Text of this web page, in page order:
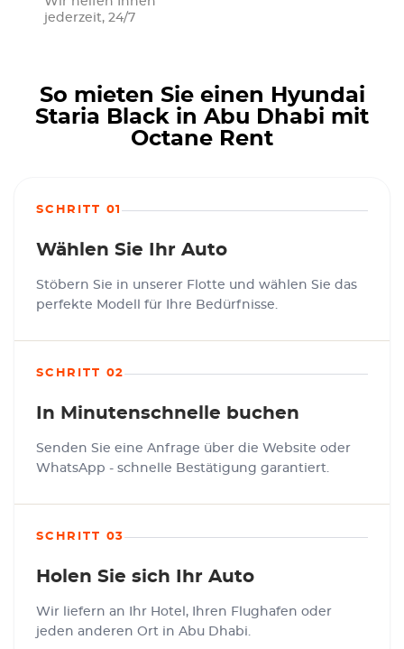
jederzeit, 24/7
So mieten Sie einen Hyundai
Staria Black in Abu Dhabi mit
Octane Rent
SCHRITT 01
Wählen Sie Ihr Auto
Stöbern Sie in unserer Flotte und wählen Sie das
perfekte Modell für Ihre Bedürfnisse.
SCHRITT 02
In Minutenschnelle buchen
Senden Sie eine Anfrage über die Website oder
WhatsApp - schnelle Bestätigung garantiert.
SCHRITT 03
Holen Sie sich Ihr Auto
Wir liefern an Ihr Hotel, Ihren Flughafen oder
jeden anderen Ort in Abu Dhabi.